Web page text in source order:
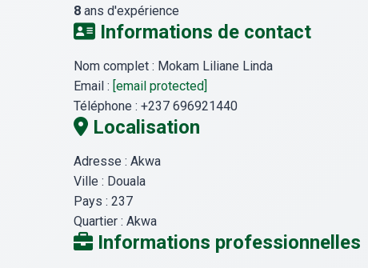
8 ans d'expérience
Informations de contact
Nom complet : Mokam Liliane Linda
Email : [email protected]
Téléphone : +237 696921440
Localisation
Adresse : Akwa
Ville : Douala
Pays : 237
Quartier : Akwa
Informations professionnelles